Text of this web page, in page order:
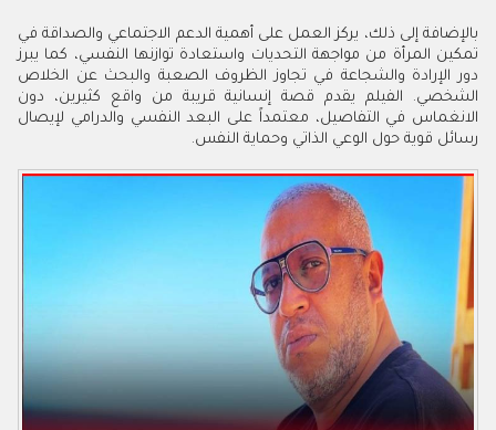
بالإضافة إلى ذلك، يركز العمل على أهمية الدعم الاجتماعي والصداقة في
تمكين المرأة من مواجهة التحديات واستعادة توازنها النفسي، كما يبرز
دور الإرادة والشجاعة في تجاوز الظروف الصعبة والبحث عن الخلاص
الشخصي. الفيلم يقدم قصة إنسانية قريبة من واقع كثيرين، دون
الانغماس في التفاصيل، معتمداً على البعد النفسي والدرامي لإيصال
رسائل قوية حول الوعي الذاتي وحماية النفس.